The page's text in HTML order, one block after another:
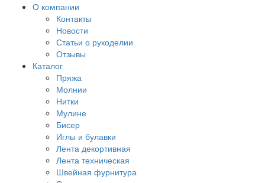
О компании
Контакты
Новости
Статьи о рукоделии
Отзывы
Каталог
Пряжа
Молнии
Нитки
Мулине
Бисер
Иглы и булавки
Лента декортивная
Лента техническая
Швейная фурнитура